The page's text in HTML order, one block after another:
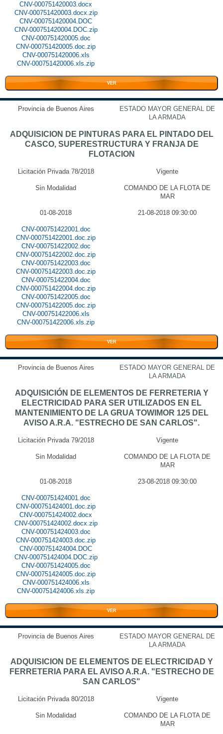
CNV-000751420003.docx
CNV-000751420003.docx.zip
CNV-000751420004.DOC
CNV-000751420004.DOC.zip
CNV-000751420005.doc
CNV-000751420005.doc.zip
CNV-000751420006.xls
CNV-000751420006.xls.zip
VER
Provincia de Buenos Aires
ESTADO MAYOR GENERAL DE
LA ARMADA
ADQUISICION DE PINTURAS PARA EL PINTADO DEL
CASCO, SUPERESTRUCTURA Y FRANJA DE
FLOTACION
Licitación Privada 78/2018 Vigente
Sin Modalidad
COMANDO DE LA FLOTA DE
MAR
01-08-2018 21-08-2018 09:30:00
CNV-000751422001.doc
CNV-000751422001.doc.zip
CNV-000751422002.doc
CNV-000751422002.doc.zip
CNV-000751422003.doc
CNV-000751422003.doc.zip
CNV-000751422004.doc
CNV-000751422004.doc.zip
CNV-000751422005.doc
CNV-000751422005.doc.zip
CNV-000751422006.xls
CNV-000751422006.xls.zip
VER
Provincia de Buenos Aires
ESTADO MAYOR GENERAL DE
LA ARMADA
ADQUISICIÓN DE ELEMENTOS DE FERRETERIA Y
ELECTRICIDAD PARA SER UTILIZADOS EN EL
MANTENIMIENTO DE LA GRUA TOWIMOR 125 DEL
AVISO A.R.A. "ESTRECHO DE SAN CARLOS".
Licitación Privada 79/2018 Vigente
Sin Modalidad
COMANDO DE LA FLOTA DE
MAR
01-08-2018 23-08-2018 09:30:00
CNV-000751424001.doc
CNV-000751424001.doc.zip
CNV-000751424002.docx
CNV-000751424002.docx.zip
CNV-000751424003.doc
CNV-000751424003.doc.zip
CNV-000751424004.DOC
CNV-000751424004.DOC.zip
CNV-000751424005.doc
CNV-000751424005.doc.zip
CNV-000751424006.xls
CNV-000751424006.xls.zip
VER
Provincia de Buenos Aires
ESTADO MAYOR GENERAL DE
LA ARMADA
ADQUISICION DE ELEMENTOS DE ELECTRICIDAD Y
FERRETERIA PARA EL AVISO A.R.A. "ESTRECHO DE
SAN CARLOS"
Licitación Privada 80/2018 Vigente
Sin Modalidad
COMANDO DE LA FLOTA DE
MAR